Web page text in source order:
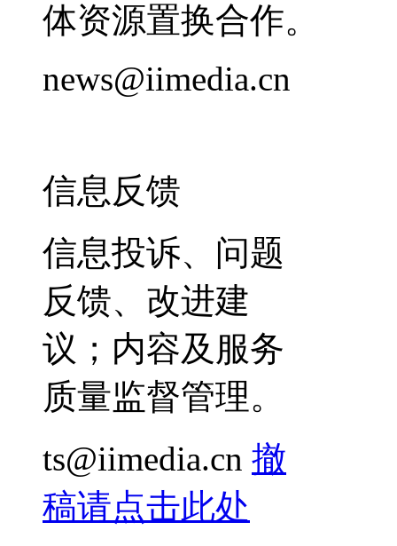
体资源置换合作。
news@iimedia.cn
信息反馈
信息投诉、问题
反馈、改进建
议；内容及服务
质量监督管理。
ts@iimedia.cn 撤
稿请点击此处